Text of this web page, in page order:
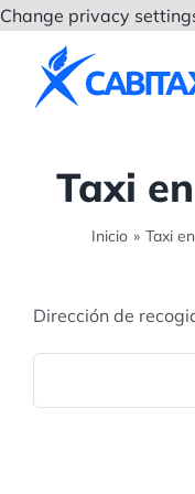
Change privacy
Taxi
Inicio » Taxi
Dirección de